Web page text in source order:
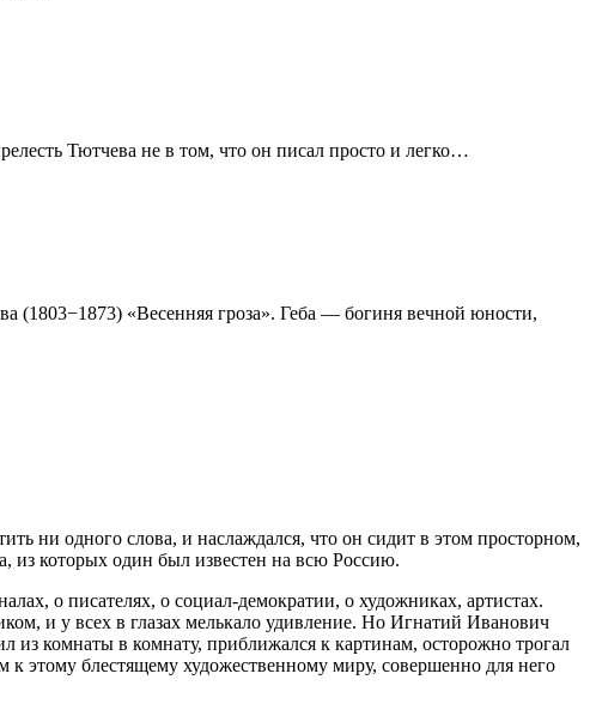
Тютчева не в том, что он писал просто и легко…
(1803−1873) «Весенняя гроза». Геба — богиня вечной юности,
ни одного слова, и наслаждался, что он сидит в этом просторном,
из которых один был известен на всю Россию.
о писателях, о социал-демократии, о художниках, артистах.
и у всех в глазах мелькало удивление. Но Игнатий Иванович
из комнаты в комнату, приближался к картинам, осторожно трогал
этому блестящему художественному миру, совершенно для него